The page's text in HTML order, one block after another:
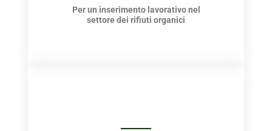
Per un inserimento lavorativo nel
settore dei rifiuti organici